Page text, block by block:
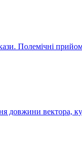
Полемічні
довжини вектора,